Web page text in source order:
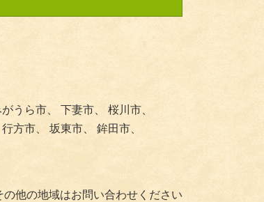
うら市、 下妻市、
桜川市、
行方市、 坂東市、
鉾田市、
他の地域はお問い合わせください